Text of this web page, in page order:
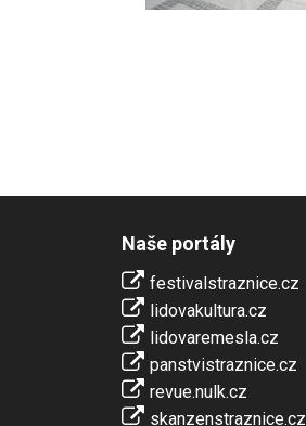
Naše portály
festivalstraznice.cz
lidovakultura.cz
lidovaremesla.cz
panstvistraznice.cz
revue.nulk.cz
skanzenstraznice.cz